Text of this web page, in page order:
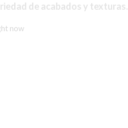
de acabados y texturas.
now